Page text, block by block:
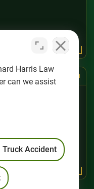
(725) 888-8888
Harris Law
can we assist
Truck Accident